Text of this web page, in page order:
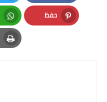
Facebook
حفظ
Pinterest